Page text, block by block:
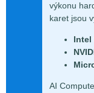
výkonu
karet jsou
Intel
AI